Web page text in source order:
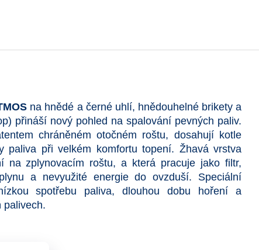
na hnědé a černé uhlí, hnědouhelné brikety a
přináší nový pohled na spalování pevných paliv.
chráněném otočném roštu, dosahují kotle
paliva při velkém komfortu topení. Žhavá vrstva
na zplynovacím roštu, a která pracuje jako filtr,
a nevyužité energie do ovzduší. Speciální
spotřebu paliva, dlouhou dobu hoření a
palivech.